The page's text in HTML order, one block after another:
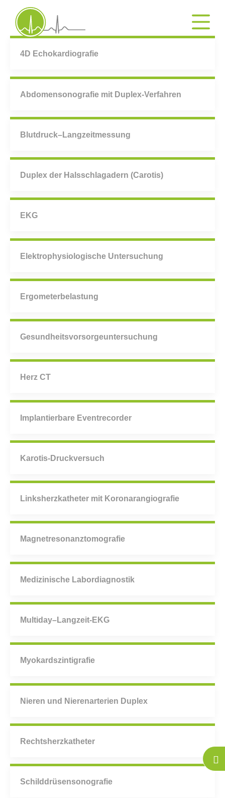
Diagnose & Therapie
4D Echokardiografie
Abdomensonografie mit Duplex-Verfahren
Blutdruck–Langzeitmessung
Duplex der Halsschlagadern (Carotis)
EKG
Elektrophysiologische Untersuchung
Ergometerbelastung
Gesundheitsvorsorgeuntersuchung
Herz CT
Implantierbare Eventrecorder
Karotis-Druckversuch
Linksherzkatheter mit Koronarangiografie
Magnetresonanztomografie
Medizinische Labordiagnostik
Multiday–Langzeit-EKG
Myokardszintigrafie
Nieren und Nierenarterien Duplex
Rechtsherzkatheter
Schilddrüsensonografie